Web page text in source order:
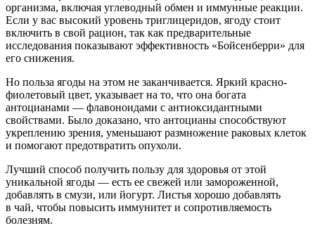
организма, включая углеводный обмен и иммунные реакции.
Если у вас высокий уровень триглицеридов, ягоду стоит
включить в свой рацион, так как предварительные
исследования показывают эффективность «Бойсенберри» для
его снижения.
Но польза ягоды на этом не заканчивается. Яркий красно-
фиолетовый цвет, указывает на то, что она богата
антоцианами — флавоноидами с антиоксидантными
свойствами. Было доказано, что антоцианы способствуют
укреплению зрения, уменьшают размножение раковых клеток
и помогают предотвратить опухоли.
Лучший способ получить пользу для здоровья от этой
уникальной ягоды — есть ее свежей или замороженной,
добавлять в смузи, или йогурт. Листья хорошо добавлять
в чай, чтобы повысить иммунитет и сопротивляемость
болезням.